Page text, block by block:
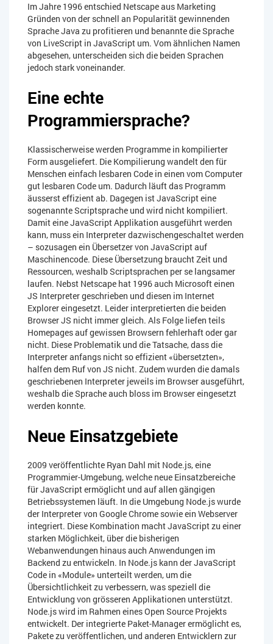
Im Jahre 1996 entschied Netscape aus Marketing
Gründen von der schnell an Popularität gewinnenden
Sprache Java zu profitieren und benannte die Sprache
von LiveScript in JavaScript um. Vom ähnlichen Namen
abgesehen, unterscheiden sich die beiden Sprachen
jedoch stark voneinander.
Eine echte
Programmiersprache?
Klassischerweise werden Programme in kompilierter
Form ausgeliefert. Die Kompilierung wandelt den für
Menschen einfach lesbaren Code in einen vom Computer
gut lesbaren Code um. Dadurch läuft das Programm
äusserst effizient ab. Dagegen ist JavaScript eine
sogenannte Scriptsprache und wird nicht kompiliert.
Damit eine JavaScript Applikation ausgeführt werden
kann, muss ein Interpreter dazwischengeschaltet werden
– sozusagen ein Übersetzer von JavaScript auf
Maschinencode. Diese Übersetzung braucht Zeit und
Ressourcen, weshalb Scriptsprachen per se langsamer
laufen. Nebst Netscape hat 1996 auch Microsoft einen
JS Interpreter geschrieben und diesen im Internet
Explorer eingesetzt. Leider interpretierten die beiden
Browser JS nicht immer gleich. Als Folge liefen teils
Homepages auf gewissen Browsern fehlerhaft oder gar
nicht. Diese Problematik und die Tatsache, dass die
Interpreter anfangs nicht so effizient «übersetzten»,
halfen dem Ruf von JS nicht. Zudem wurden die damals
geschriebenen Interpreter jeweils im Browser ausgeführt,
weshalb die Sprache auch bloss im Browser eingesetzt
werden konnte.
Neue Einsatzgebiete
2009 veröffentlichte Ryan Dahl mit Node.js, eine
Programmier-Umgebung, welche neue Einsatzbereiche
für JavaScript ermöglicht und auf allen gängigen
Betriebssystemen läuft. In die Umgebung Node.js wurde
der Interpreter von Google Chrome sowie ein Webserver
integriert. Diese Kombination macht JavaScript zu einer
starken Möglichkeit, über die bisherigen
Webanwendungen hinaus auch Anwendungen im
Backend zu entwickeln. In Node.js kann der JavaScript
Code in «Module» unterteilt werden, um die
Übersichtlichkeit zu verbessern, was speziell die
Entwicklung von grösseren Applikationen unterstützt.
Node.js wird im Rahmen eines Open Source Projekts
entwickelt. Der integrierte Paket-Manager ermöglicht es,
Pakete zu veröffentlichen, und anderen Entwicklern zur